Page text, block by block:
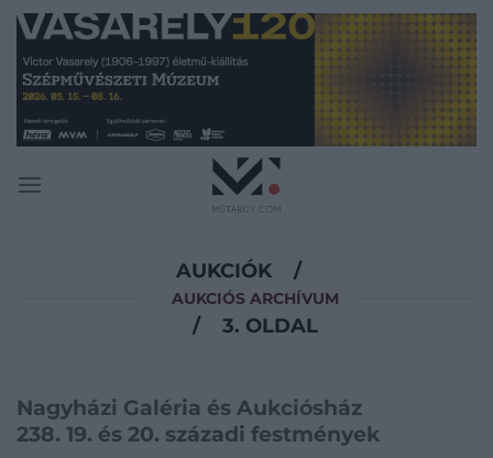
Skip
content
AUKCIÓK /
AUKCIÓS ARCHÍVUM
/ 3. OLDAL
Nagyházi Galéria és Aukciósház
238. 19. és 20. századi festmények